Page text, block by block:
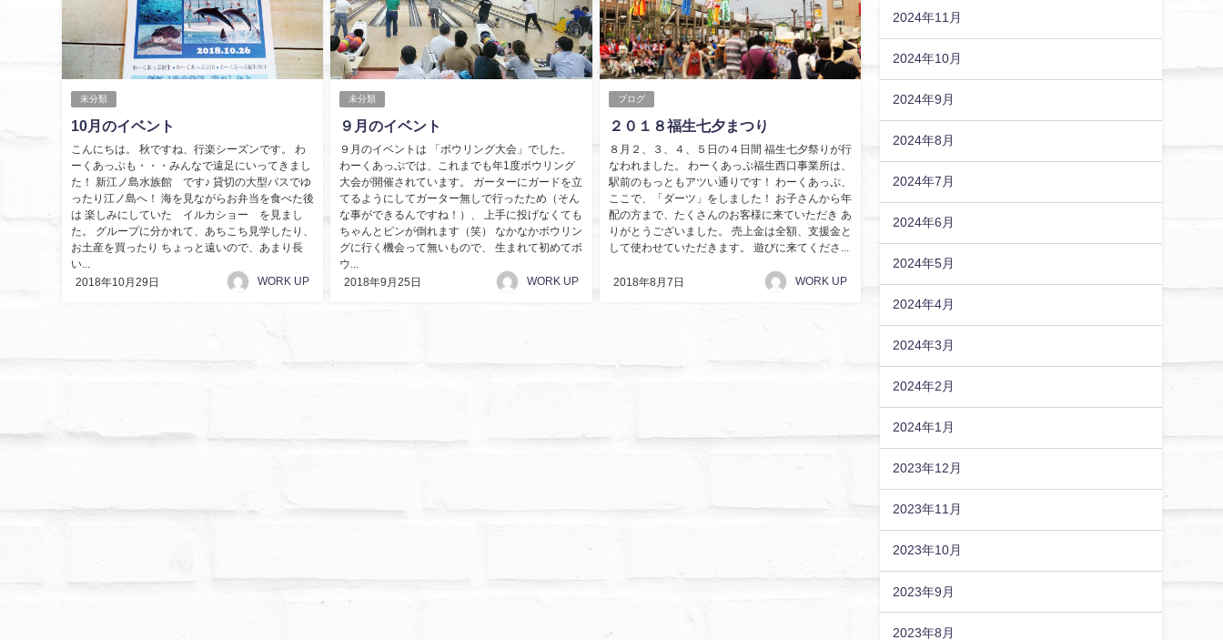
未分類
10月のイベント
こんにちは。 秋ですね、行楽シーズンです。 わ
ーくあっぷも・・・みんなで遠足にいってきまし
た！ 新江ノ島水族館 です♪ 貸切の大型バスでゆ
ったり江ノ島へ！ 海を見ながらお弁当を食べた後
は 楽しみにしていた イルカショー を見まし
た。 グループに分かれて、あちこち見学したり、
お土産を買ったり ちょっと遠いので、あまり長
い...
2018年10月29日
WORK UP
未分類
９月のイベント
９月のイベントは 「ボウリング大会」でした。
わーくあっぷでは、これまでも年1度ボウリング
大会が開催されています。 ガーターにガードを立
てるようにしてガーター無しで行ったため（そん
な事ができるんですね！）、 上手に投げなくても
ちゃんとピンが倒れます（笑） なかなかボウリン
グに行く機会って無いもので、 生まれて初めてボ
ウ...
2018年9月25日
WORK UP
ブログ
２０１８福生七夕まつり
８月２、３、４、５日の４日間 福生七夕祭りが行
なわれました。 わーくあっぷ福生西口事業所は、
駅前のもっともアツい通りです！ わーくあっぷ、
ここで、「ダーツ」をしました！ お子さんから年
配の方まで、たくさんのお客様に来ていただき あ
りがとうございました。 売上金は全額、支援金と
して使わせていただきます。 遊びに来てくださ...
2018年8月7日 WORK UP
2024年11月
2024年10月
2024年9月
2024年8月
2024年7月
2024年6月
2024年5月
2024年4月
2024年3月
2024年2月
2024年1月
2023年12月
2023年11月
2023年10月
2023年9月
2023年8月